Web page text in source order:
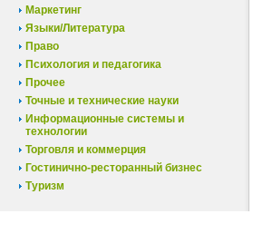
Маркетинг
Языки/Литература
Право
Психология и педагогика
Прочее
Точные и технические науки
Информационные системы и
технологии
Торговля и коммерция
Гостинично-ресторанный бизнес
Туризм